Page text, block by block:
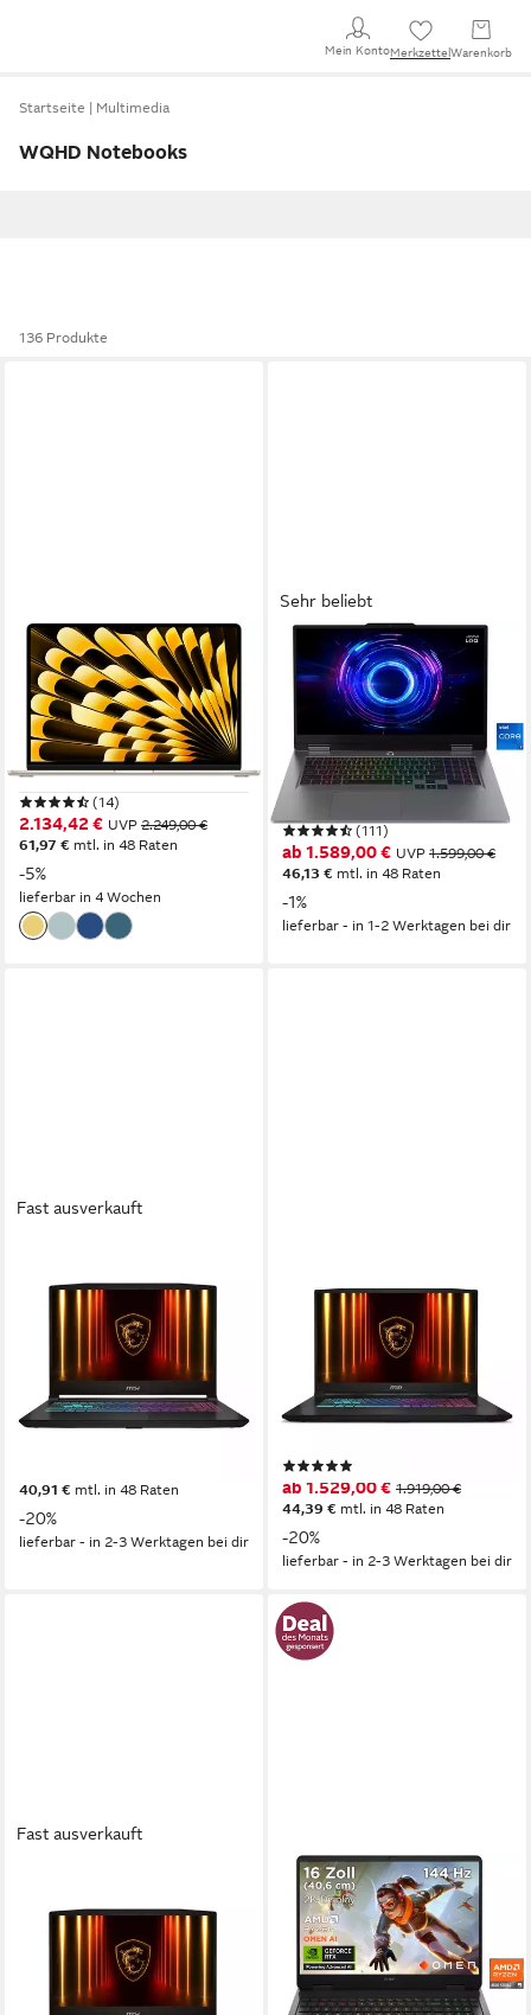
Mein KontoMerkzettel Warenkorb
Startseite Multimedia
WQHD Notebooks
136 Produkte
APPLE
15-inch MacBook Air
Notebook
15,3 Zoll Bildschirmdiagonale
Apple M5 Prozessor
10-Core GPU Grafikkarte
(14)
2.134,42 € UVP 2.249,00 €
61,97 € mtl. in 48 Raten
-5%
lieferbar in 4 Wochen
Sehr beliebt
LENOVO
LOQ 17IRX10 RTX
5050/5060/5070 Gaming-
17,3 Zoll Bildschirmdiagonale
Intel Core i7 Prozessor
(111)
ab 1.589,00 € UVP 1.599,00 €
46,13 € mtl. in 48 Raten
-1%
lieferbar - in 1-2 Werktagen bei dir
Fast ausverkauft
Katana 15 HX - 15,6" WQHD -
Intel Core i7 14650HX -
GeForce RTX 5070 Gaming-
Notebook
15,6 Zoll Bildschirmdiagonale
Intel® Core™ i7 Prozessor
40,91 € mtl. in 48 Raten
-20%
lieferbar - in 2-3 Werktagen bei dir
Intel Core i7 14650HX -
GeForce RTX 5070 Gaming-
Notebook
17,3 Zoll Bildschirmdiagonale
Intel® Core™ i7 Prozessor
ab 1.529,00 € 1.919,00 €
44,39 € mtl. in 48 Raten
-20%
lieferbar - in 2-3 Werktagen bei dir
Fast ausverkauft
Katana 15 HX - 15,6" WQHD -
Intel Core i7 14650HX -
GeForce RTX 5070 Gaming-
Notebook
HP
OMEN 16-ap0286ng Gaming-
Notebook
16 Zoll Bildschirmdiagonale
AMD Ryzen 9
GeForce RTX 5060 Grafikkarte